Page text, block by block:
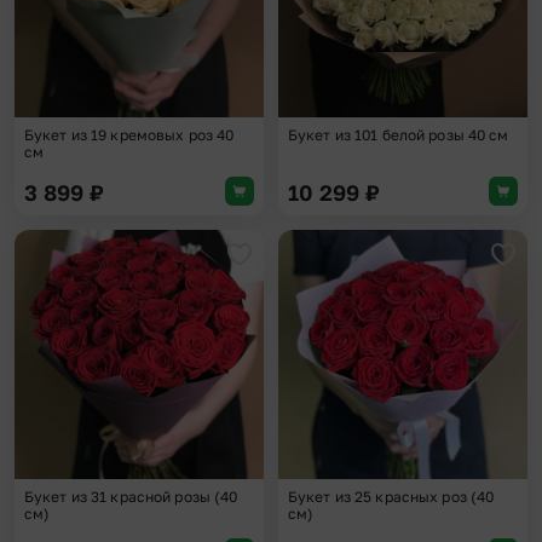
Букет из 19 кремовых роз 40
см
3 899 ₽
Букет из 101 белой розы 40 см
10 299 ₽
Добавить в избранное
Букет из 31 красной розы (40
см)
Букет из 25 красных роз (40
см)